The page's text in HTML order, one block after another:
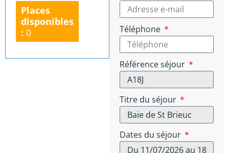
Places
disponibles
: 0 Téléphone
Référence séjour
Titre du séjour
Dates du séjour